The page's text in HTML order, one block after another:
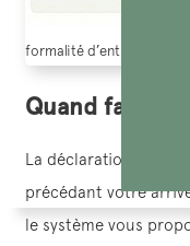
formalité d’entree
Quand faut-il
La déclaration doit
précédant votre
le système vous